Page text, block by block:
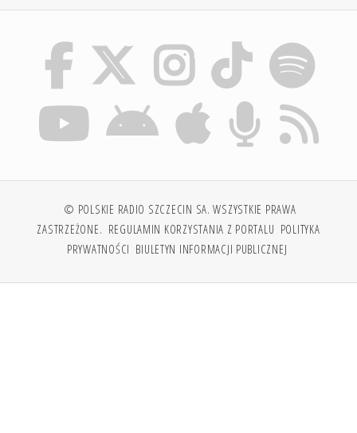
© POLSKIE RADIO SZCZECIN SA. WSZYSTKIE PRAWA
ZASTRZEŻONE. REGULAMIN KORZYSTANIA Z PORTALU POLITYKA
PRYWATNOŚCI BIULETYN INFORMACJI PUBLICZNEJ